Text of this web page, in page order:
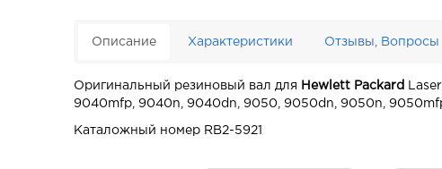
Описание Характеристики Отзывы,
Оригинальный резиновый вал для Hewlett Packard
9040mfp, 9040n, 9040dn, 9050, 9050dn, 9050n,
Каталожный номер RB2-5921